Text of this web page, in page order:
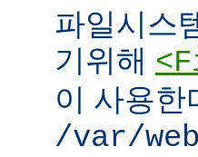
파일시스
기위해
이 사용한
/var/